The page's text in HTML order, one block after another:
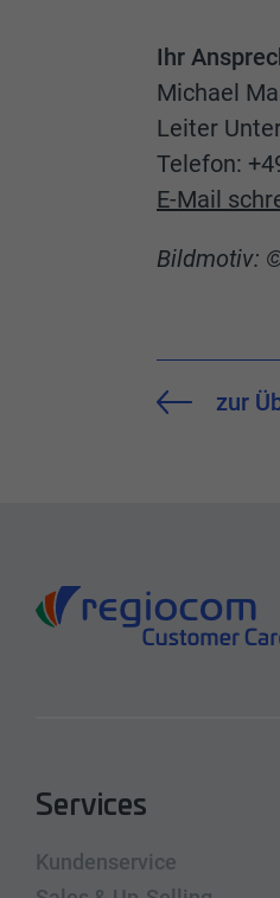
Ihr
Michael
Leiter
Telefon:
E-Mail
Bildmotiv:
zur
Linkedin
Services
Kundenservice